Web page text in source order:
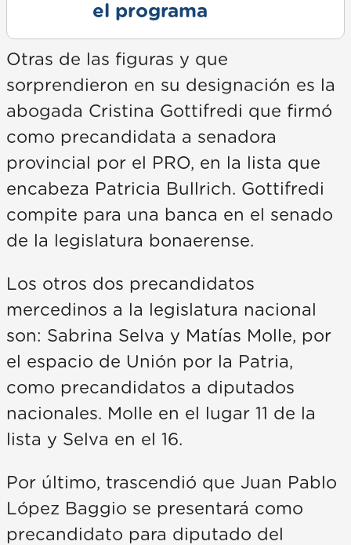
el programa
Otras de las figuras y que
sorprendieron en su designación es la
abogada Cristina Gottifredi que firmó
como precandidata a senadora
provincial por el PRO, en la lista que
encabeza Patricia Bullrich. Gottifredi
compite para una banca en el senado
de la legislatura bonaerense.
Los otros dos precandidatos
mercedinos a la legislatura nacional
son: Sabrina Selva y Matías Molle, por
el espacio de Unión por la Patria,
como precandidatos a diputados
nacionales. Molle en el lugar 11 de la
lista y Selva en el 16.
Por último, trascendió que Juan Pablo
López Baggio se presentará como
precandidato para diputado del